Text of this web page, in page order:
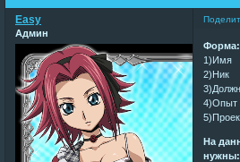
Easy
Админ
Форма:
1)Имя
2)Ник
4)Опыт
На
нужны: